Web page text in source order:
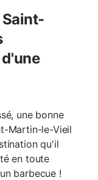
Saint-
une bonne
Martin-le-Vieil
qu'il
en toute
barbecue !